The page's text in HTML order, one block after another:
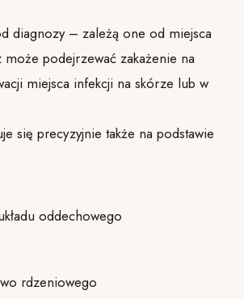
diagnozy – zależą one od miejsca
może podejrzewać zakażenie na
miejsca infekcji na skórze lub w
się precyzyjnie także na podstawie
oddechowego
rdzeniowego